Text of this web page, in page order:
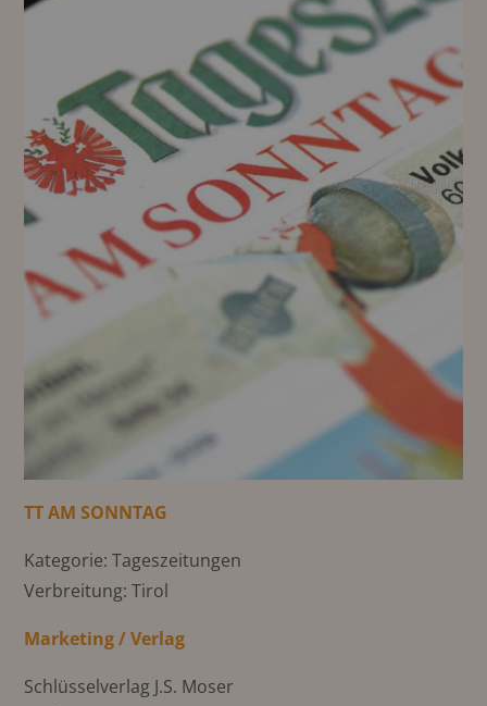
TT AM SONNTAG
Kategorie: Tageszeitungen
Verbreitung: Tirol
Marketing / Verlag
Schlüsselverlag J.S. Moser